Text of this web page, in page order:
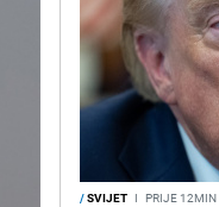
/SVIJET I PRIJE 12MIN